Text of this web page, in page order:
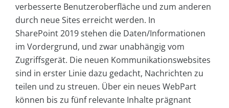
verbesserte Benutzeroberfläche und zum anderen
durch neue Sites erreicht werden. In
SharePoint 2019 stehen die Daten/Informationen
im Vordergrund, und zwar unabhängig vom
Zugriffsgerät. Die neuen Kommunikationswebsites
sind in erster Linie dazu gedacht, Nachrichten zu
teilen und zu streuen. Über ein neues WebPart
können bis zu fünf relevante Inhalte prägnant